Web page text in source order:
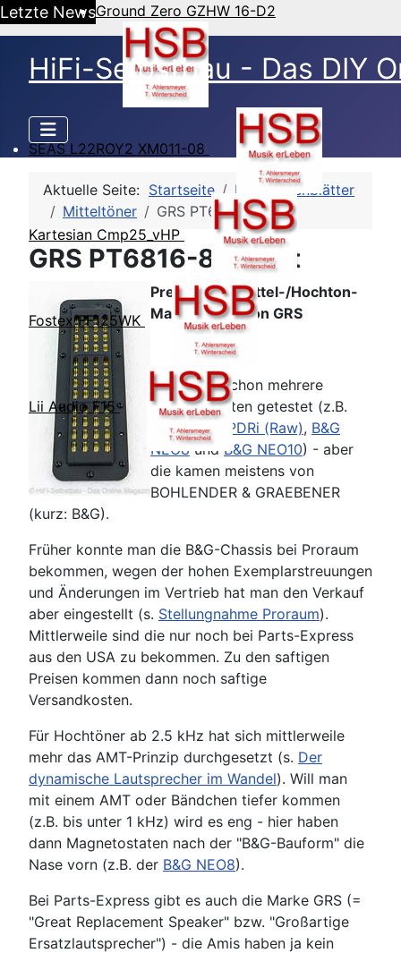
Letzte NewsGround Zero GZHW 16-D2
SEAS L22ROY2 XM011-08
Kartesian Cmp25_vHP
Fostex FF125WK
Lii Audio F15
HiFi-Selbstbau - Das DIY
Aktuelle Seite: Startseite
HSB-Datenblätter
Mitteltöner
GRS PT6816-8
GRS PT6816-8 - Fazit
Preiswerter Mittel-/Hochton-
Magnetostat von GRS
Wir haben schon mehrere
Magnetostaten getestet (z.B.
B&G NEO3 PDRi (Raw), B&G
NEO8 und B&G NEO10) - aber
die kamen meistens von
BOHLENDER & GRAEBENER
(kurz: B&G).
Früher konnte man die B&G-Chassis bei Proraum
bekommen, wegen der hohen Exemplarstreuungen
und Änderungen im Vertrieb hat man den Verkauf
aber eingestellt (s. Stellungnahme Proraum).
Mittlerweile sind die nur noch bei Parts-Express
aus den USA zu bekommen. Zu den saftigen
Preisen kommen dann noch saftige
Versandkosten.
Für Hochtöner ab 2.5 kHz hat sich mittlerweile
mehr das AMT-Prinzip durchgesetzt (s. Der
dynamische Lautsprecher im Wandel). Will man
mit einem AMT oder Bändchen tiefer kommen
(z.B. bis unter 1 kHz) wird es eng - hier haben
dann Magnetostaten nach der "B&G-Bauform" die
Nase vorn (z.B. der B&G NEO8).
Bei Parts-Express gibt es auch die Marke GRS (=
"Great Replacement Speaker" bzw. "Großartige
Ersatzlautsprecher") - die Amis haben ja kein